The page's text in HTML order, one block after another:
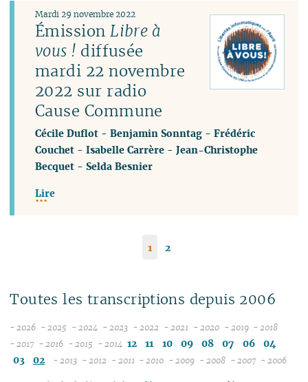
ÉmissionLibre à
vous ! diffusée
mardi 22 novembre
2022 sur radio
Cause Commune
Mardi 29 novembre 2022
Cécile Duflot -Benjamin Sonntag -Frédéric
Couchet -Isabelle Carrère -Jean-Christophe
Becquet -Selda Besnier
Lire
1 2
Toutes les transcriptions depuis 2006
- 2026 - 2025 - 2024 - 2023 - 2022
12
- 2021 - 2020
12
11
- 2019
12
- 2018
11
- 2017 - 2016 - 2015 - 2014 12 11 10 09 08 07 06
04
03
02 - 2013 - 2012 - 2011 - 2010 - 2009 - 2008 - 2007 - 2006